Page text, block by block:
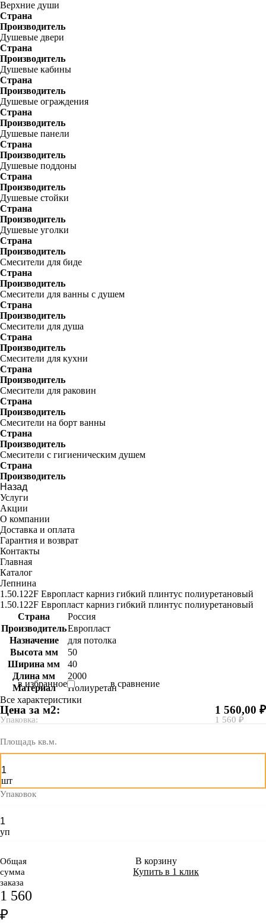
Верхние души
Страна
Производитель
Душевые двери
Страна
Производитель
Душевые кабины
Страна
Производитель
Душевые ограждения
Страна
Производитель
Душевые панели
Страна
Производитель
Душевые поддоны
Страна
Производитель
Душевые стойки
Страна
Производитель
Душевые уголки
Страна
Производитель
Смесители для биде
Страна
Производитель
Смесители для ванны с душем
Страна
Производитель
Смесители для душа
Страна
Производитель
Смесители для кухни
Страна
Производитель
Смесители для раковин
Страна
Производитель
Смесители на борт ванны
Страна
Производитель
Смесители с гигиеническим душем
Страна
Производитель
Назад
Услуги
Акции
О компании
Доставка и оплата
Гарантия и возврат
Контакты
Главная
Каталог
Лепнина
1.50.122F Европласт карниз гибкий плинтус полиуретановый
1.50.122F Европласт карниз гибкий плинтус полиуретановый
Страна
Россия
ПроизводительЕвропласт
Назначение
для потолка
Высота мм
50
Ширина мм
40
Длина мм
2000
Материал
Полиуретан
Все характеристики
в избранное в сравнение
Цена за м2:
Упаковка:
1 560,00 ₽
1 560 ₽
Площадь кв.м.
шт
Упаковок
уп
Общая
сумма
заказа
1 560
₽
В корзину
Купить в 1 клик